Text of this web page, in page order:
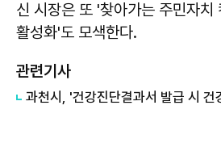
신 시장은 또 '찾아가는 주민자치
활성화'도 모색한다.
관련기사
과천시, '건강진단결과서 발급 시 건